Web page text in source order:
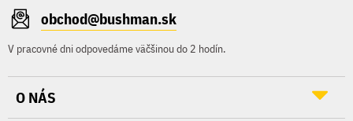
obchod@bushman.sk
V pracovné dni odpovedáme väčšinou do 2 hodín.
O NÁS